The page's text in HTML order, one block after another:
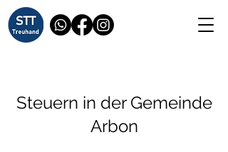
Steuern in der Gemeinde
Arbon